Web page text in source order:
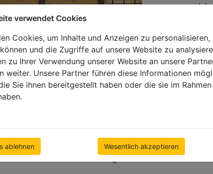
verwendet Cookies
Cookies, um Inhalte und Anzeigen zu
und die Zugriffe auf unsere Website zu
zu Ihrer Verwendung unserer Website an unsere
weiter. Unsere Partner führen diese Informationen
Sie ihnen bereitgestellt haben oder die sie im
ablehnen Wesentlich akzeptieren
+2